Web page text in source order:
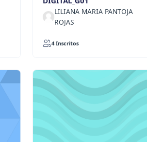
LILIANA MARIA PANTOJA
ROJAS
4 Inscritos